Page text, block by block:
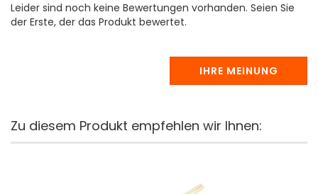
Leider sind noch keine Bewertungen vorhanden. Seien Sie
der Erste, der das Produkt bewertet.
IHRE MEINUNG
Zu diesem Produkt empfehlen wir Ihnen: